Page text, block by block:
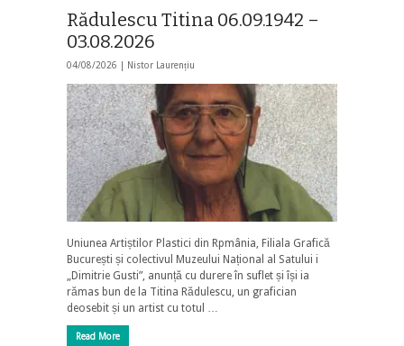
Rădulescu Titina 06.09.1942 –
03.08.2026
04/08/2026 | Nistor Laurențiu
Uniunea Artiștilor Plastici din Rpmânia, Filiala Grafică
București și colectivul Muzeului Național al Satului i
„Dimitrie Gusti”, anunță cu durere în suflet și își ia
rămas bun de la Titina Rădulescu, un grafician
deosebit și un artist cu totul …
Read More